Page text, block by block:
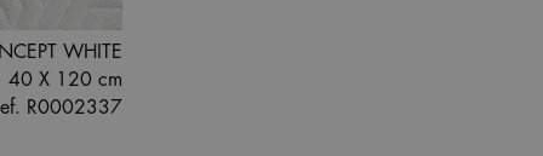
WHITE
40 X 120 cm
R0002337